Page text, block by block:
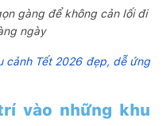
gàng để không cản lối đi
ngày
cảnh Tết 2026 đẹp, dễ ứng
vào những khu